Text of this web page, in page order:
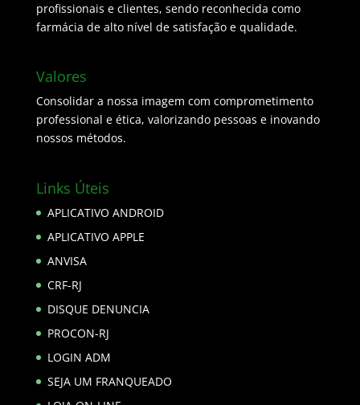
profissionais e clientes, sendo reconhecida como
farmácia de alto nível de satisfação e qualidade.
Valores
Consolidar a nossa imagem com comprometimento
professional e ética, valorizando pessoas e inovando
nossos métodos.
Links Úteis
APLICATIVO ANDROID
APLICATIVO APPLE
ANVISA
CRF-RJ
DISQUE DENUNCIA
PROCON-RJ
LOGIN ADM
SEJA UM FRANQUEADO